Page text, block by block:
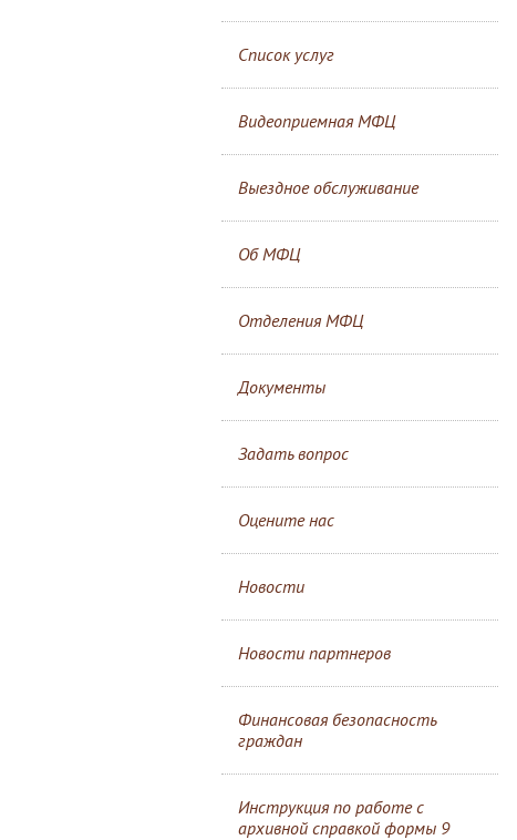
Список услуг
Видеоприемная МФЦ
Выездное обслуживание
Об МФЦ
Отделения МФЦ
Документы
Задать вопрос
Оцените нас
Новости
Новости партнеров
Финансовая безопасность
граждан
Инструкция по работе с
архивной справкой формы 9